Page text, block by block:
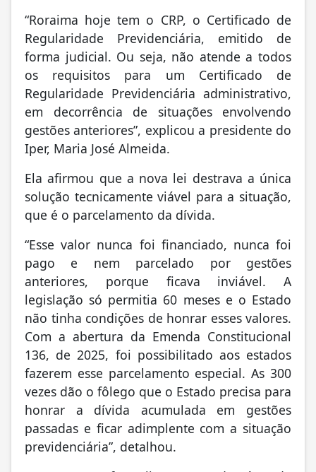
“Roraima hoje tem o CRP, o Certificado de
Regularidade Previdenciária, emitido de
forma judicial. Ou seja, não atende a todos
os requisitos para um Certificado de
Regularidade Previdenciária administrativo,
em decorrência de situações envolvendo
gestões anteriores”, explicou a presidente do
Iper, Maria José Almeida.
Ela afirmou que a nova lei destrava a única
solução tecnicamente viável para a situação,
que é o parcelamento da dívida.
“Esse valor nunca foi financiado, nunca foi
pago e nem parcelado por gestões
anteriores, porque ficava inviável. A
legislação só permitia 60 meses e o Estado
não tinha condições de honrar esses valores.
Com a abertura da Emenda Constitucional
136, de 2025, foi possibilitado aos estados
fazerem esse parcelamento especial. As 300
vezes dão o fôlego que o Estado precisa para
honrar a dívida acumulada em gestões
passadas e ficar adimplente com a situação
previdenciária”, detalhou.